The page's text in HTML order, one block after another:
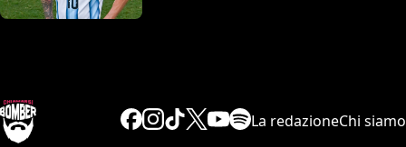
La redazioneChi siamo